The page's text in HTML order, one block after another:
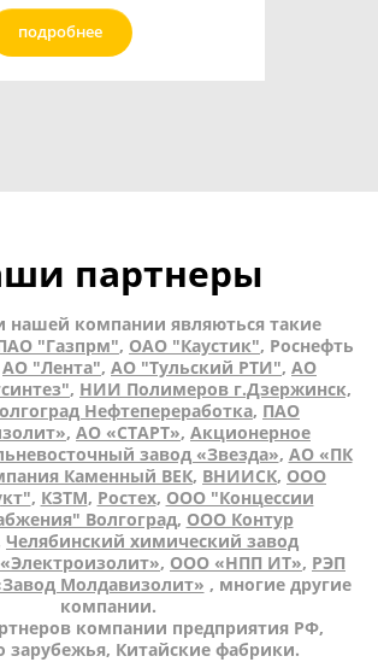
подробнее
партнеры
нашей компании являються такие
"Газпрм", ОАО "Каустик", Роснефть
АО "Лента", АО "Тульский РТИ", АО
, НИИ Полимеров г.Дзержинск,
Нефтепереработка, ПАО
, АО «СТАРТ», Акционерное
завод «Звезда», АО «ПК
Каменный ВЕК, ВНИИСК, ООО
, КЗТМ, Ростех, ООО "Концессии
Волгоград, ООО Контур
Челябинский химический завод
, ООО «НПП ИТ», РЭП
Молдавизолит» , многие другие
компании.
компании предприятия РФ,
зарубежья, Китайские фабрики.